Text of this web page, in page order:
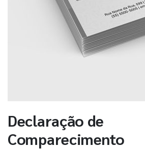
Declaração de
Comparecimento